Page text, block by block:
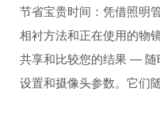
节省宝贵时间：凭借照明
相衬方法和正在使用的物
共享和比较您的结果 — 随
设置和摄像头参数。它们